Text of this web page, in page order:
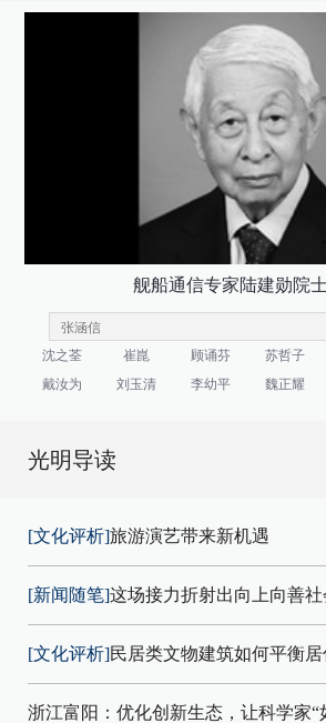
舰船通信专家陆建勋院
沈之荃 崔崑 顾诵芬 苏哲子
戴汝为
刘玉清 李幼平 魏正耀
光明导读
[文化评析]旅游演艺带来新机遇
[新闻随笔]这场接力折射出向上向善
[文化评析]民居类文物建筑如何平衡
浙江富阳：优化创新生态，让科学家“